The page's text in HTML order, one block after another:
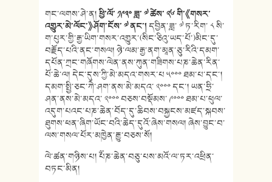
གང་ལགས་ཤེ་ན།ཕྱི་ལོ་ ༡༩༣༠ ཟླ་ ༧ ཚེས་ ༢༦ གི་《གསར་
འགྱུར་མེ་ལོང་》ཤོག་ངོས་ ༧ ནང་།དབྱིན་ཟླ་ ༧ ཏ་རིག་ ༨ སི་
ག་པུར་གྱི་རྒྱ་ཡིག་གསར་འགྱུར་(སིང་ཅིའུ་ཡད་པོ་)མིང་དུ་
བརྗོད་པའི་ནང་གསལ། ཉེ་ལམ་རྒྱ་ནག་མཱན་ཅུ་རིའི་དམག་
དཔོན་ཀྲང་གཞོགས་ལེན་ནས་ཀུན་གཟིགས་པཎ་ཆེན་རིན་
པོ་ཆེ་ལ། དེང་དུས་ཀྱི་མེ་མདའ་གསར་པ ༥༠༠༠ ཐམ་པ་དང་།
དམག་སྤྱི་ཅང་ཀེ་ཤག་ནས་མེ་མདའ་ ༢༠༠༠ དང་། ཡན་ཧྲི་
ཤན་ནས་མེ་མདའ་ ༢༠༠༠ བཅས་བསྡོམས་ ༩༠༠༠ ཐམ་པ་ཕུལ་
འདུག་པའང་པཎ་ཆེན་བོད་དུ་ཆིབས་བསྐྱངས་མཛད་སྐབས་
ཐུགས་ཕན་ཞིག་ཡོང་བའི་ཆེད་དུའོ་ཞེས་གསལ། ཞེས་བྱུང་བ་
ལས་གསལ་པོར་མཁྱེན་རྒྱུ་བཅས་སོ།
ལེ་ཚན་གཉིས་པ། ༸པཎ་ཆེན་བཅུ་པས་མའོ་ལ་ཏར་འཕྲིན་
བཏང་མིན།